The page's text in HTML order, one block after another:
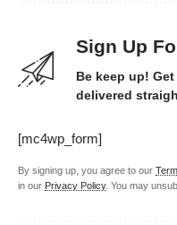
Sign Up
Be keep up!
delivered
[mc4wp_form]
By signing up, you agree to our
in our Privacy Policy. You may